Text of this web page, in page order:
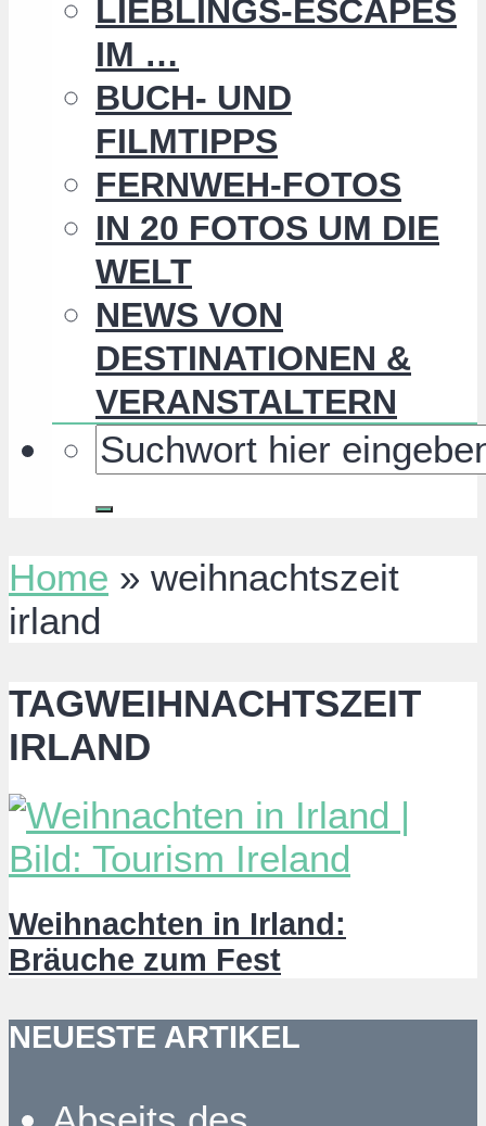
LIEBLINGS-ESCAPES
IM …
BUCH- UND
FILMTIPPS
FERNWEH-FOTOS
IN 20 FOTOS UM DIE
WELT
NEWS VON
DESTINATIONEN &
VERANSTALTERN
Home » weihnachtszeit
irland
TAGWEIHNACHTSZEIT
IRLAND
Weihnachten in Irland:
Bräuche zum Fest
NEUESTE ARTIKEL